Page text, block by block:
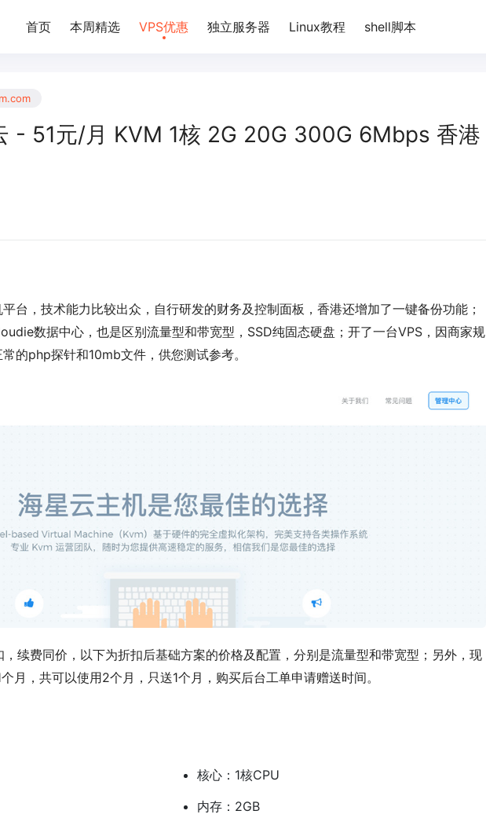
首页 本周精选 VPS优惠 独立服务器 Linux教程 shell脚本
- 51元/月 KVM 1核 2G 20G 300G 6Mbps 香港
台，技术能力比较出众，自行研发的财务及控制面板，香港还增加了一键备份功能；
数据中心，也是区别流量型和带宽型，SSD纯固态硬盘；开了一台VPS，因商家规
的php探针和10mb文件，供您测试参考。
，续费同价，以下为折扣后基础方案的价格及配置，分别是流量型和带宽型；另外，现
月，共可以使用2个月，只送1个月，购买后台工单申请赠送时间。
核心：1核CPU
内存：2GB